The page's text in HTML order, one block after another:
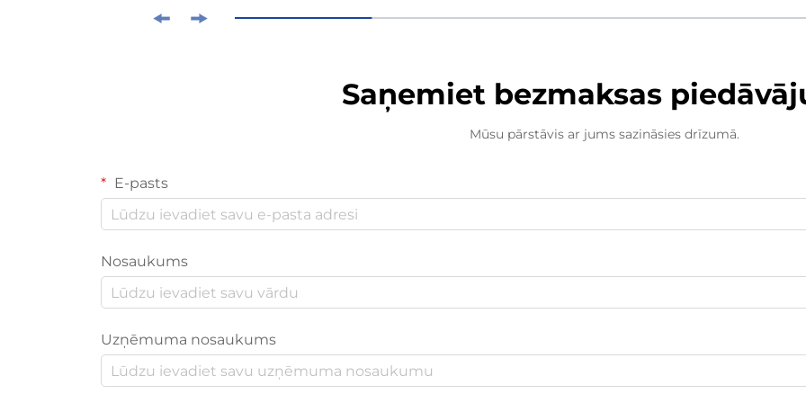
Saņemiet bezmaksas
Mūsu pārstāvis ar jums sazināsies drīzumā.
E-pasts
Nosaukums
Uzņēmuma nosaukums